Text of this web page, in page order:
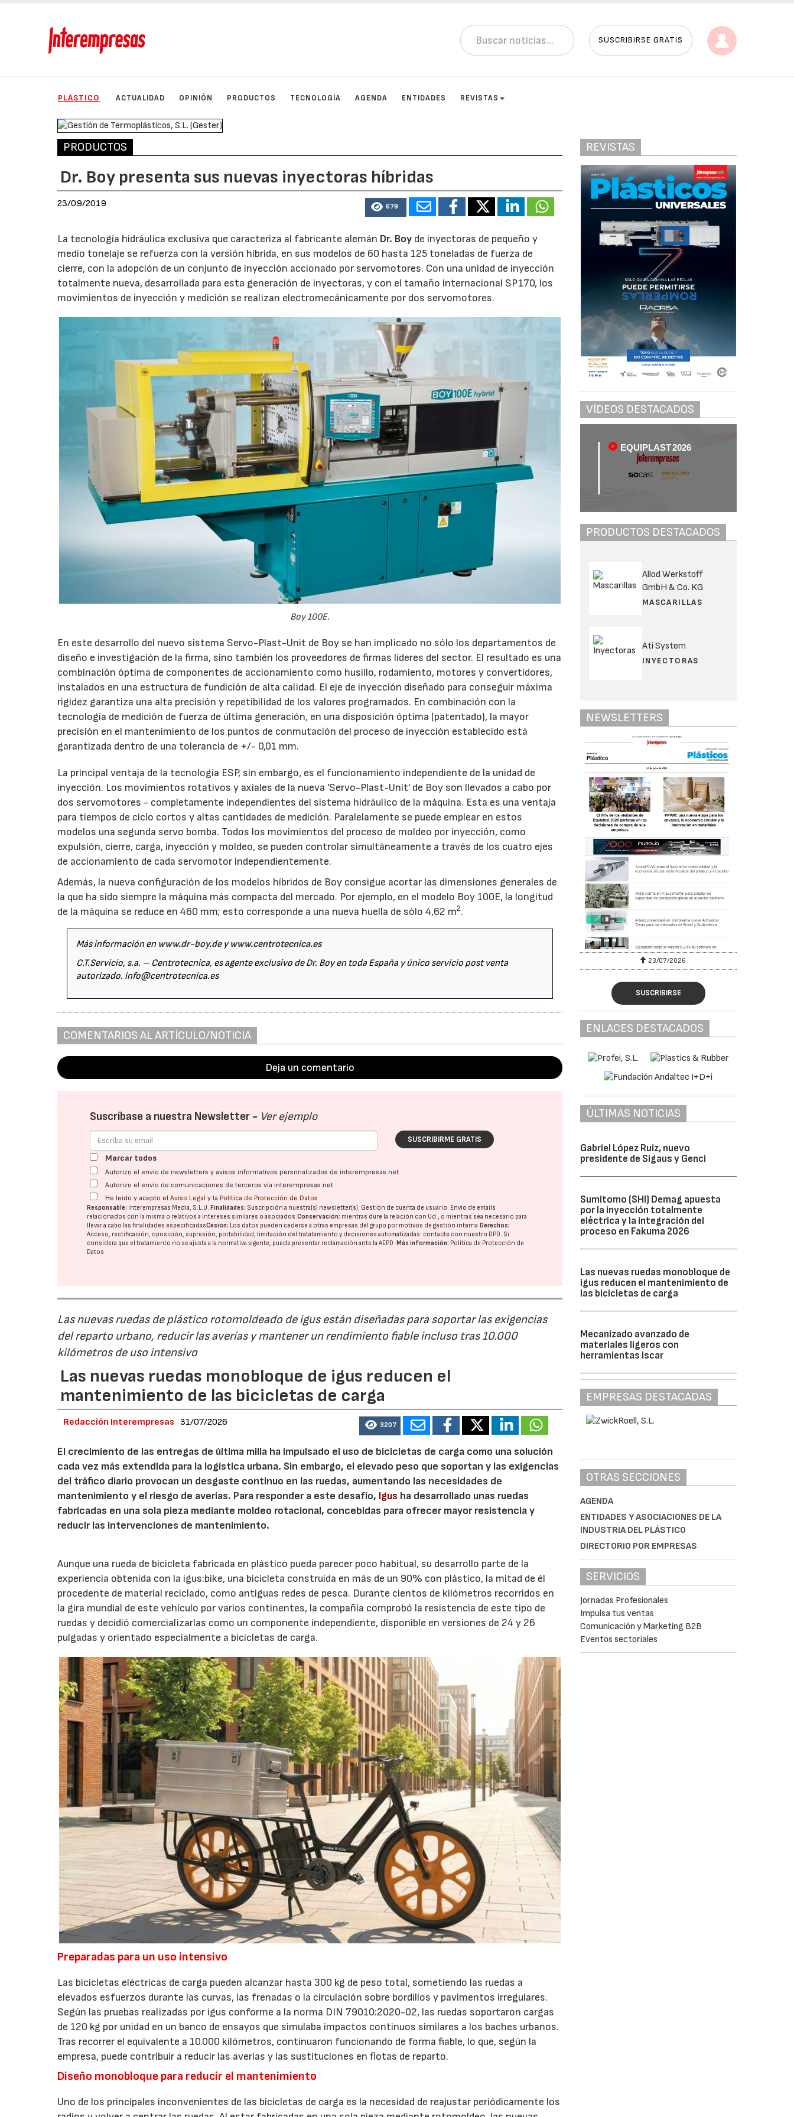
SUSCRIBIRSE GRATIS
PLÁSTICO ACTUALIDAD OPINIÓN PRODUCTOS TECNOLOGÍA AGENDA ENTIDADES REVISTAS
PRODUCTOS
Dr. Boy presenta sus nuevas inyectoras híbridas
23/09/2019 679
La tecnología hidráulica exclusiva que caracteriza al fabricante alemán Dr. Boy de inyectoras de pequeño y
medio tonelaje se refuerza con la versión híbrida, en sus modelos de 60 hasta 125 toneladas de fuerza de
cierre, con la adopción de un conjunto de inyección accionado por servomotores. Con una unidad de inyección
totalmente nueva, desarrollada para esta generación de inyectoras, y con el tamaño internacional SP170, los
movimientos de inyección y medición se realizan electromecánicamente por dos servomotores.
Boy 100E.
En este desarrollo del nuevo sistema Servo-Plast-Unit de Boy se han implicado no sólo los departamentos de
diseño e investigación de la firma, sino también los proveedores de firmas líderes del sector. El resultado es una
combinación óptima de componentes de accionamiento como husillo, rodamiento, motores y convertidores,
instalados en una estructura de fundición de alta calidad. El eje de inyección diseñado para conseguir máxima
rigidez garantiza una alta precisión y repetibilidad de los valores programados. En combinación con la
tecnología de medición de fuerza de última generación, en una disposición óptima (patentado), la mayor
precisión en el mantenimiento de los puntos de conmutación del proceso de inyección establecido está
garantizada dentro de una tolerancia de +/- 0,01 mm.
La principal ventaja de la tecnología ESP, sin embargo, es el funcionamiento independiente de la unidad de
inyección. Los movimientos rotativos y axiales de la nueva 'Servo-Plast-Unit' de Boy son llevados a cabo por
dos servomotores - completamente independientes del sistema hidráulico de la máquina. Esta es una ventaja
para tiempos de ciclo cortos y altas cantidades de medición. Paralelamente se puede emplear en estos
modelos una segunda servo bomba. Todos los movimientos del proceso de moldeo por inyección, como
expulsión, cierre, carga, inyección y moldeo, se pueden controlar simultáneamente a través de los cuatro ejes
de accionamiento de cada servomotor independientemente.
Además, la nueva configuración de los modelos híbridos de Boy consigue acortar las dimensiones generales de
la que ha sido siempre la máquina más compacta del mercado. Por ejemplo, en el modelo Boy 100E, la longitud
de la máquina se reduce en 460 mm; esto corresponde a una nueva huella de sólo 4,62 m2.
Más información en www.dr-boy.deywww.centrotecnica.es
C.T.Servicio, s.a. – Centrotecnica, es agente exclusivo de Dr. Boy en toda España y único servicio post venta
autorizado. info@centrotecnica.es
COMENTARIOS AL ARTÍCULO/NOTICIA
Deja un comentario
Suscríbase a nuestra Newsletter - Ver ejemplo
SUSCRIBIRME GRATIS
Marcar todos
Autorizo el envío de newsletters y avisos informativos personalizados de interempresas.net
Autorizo el envío de comunicaciones de terceros vía interempresas.net
He leído y acepto elAviso Legal y la Política de Protección de Datos
Responsable: Interempresas Media, S.L.U.Finalidades: Suscripción a nuestra(s) newsletter(s). Gestión de cuenta de usuario. Envío de emails
relacionados con la misma o relativos a intereses similares o asociados.Conservación: mientras dure la relación con Ud., o mientras sea necesario para
llevar a cabo las finalidades especificadasCesión: Los datos pueden cederse a otras empresas del grupo por motivos de gestión interna.Derechos:
Acceso, rectificación, oposición, supresión, portabilidad, limitación del tratatamiento y decisiones automatizadas: contacte con nuestro DPD. Si
considera que el tratamiento no se ajusta a la normativa vigente, puede presentar reclamación ante laAEPD.Más información: Política de Protección de
Datos
Las nuevas ruedas de plástico rotomoldeado de igus están diseñadas para soportar las exigencias
del reparto urbano, reducir las averías y mantener un rendimiento fiable incluso tras 10.000
kilómetros de uso intensivo
Las nuevas ruedas monobloque de igus reducen el
mantenimiento de las bicicletas de carga
Redacción Interempresas 31/07/2026 3207
El crecimiento de las entregas de última milla ha impulsado el uso de bicicletas de carga como una solución
cada vez más extendida para la logística urbana. Sin embargo, el elevado peso que soportan y las exigencias
del tráfico diario provocan un desgaste continuo en las ruedas, aumentando las necesidades de
mantenimiento y el riesgo de averías. Para responder a este desafío, Igus ha desarrollado unas ruedas
fabricadas en una sola pieza mediante moldeo rotacional, concebidas para ofrecer mayor resistencia y
reducir las intervenciones de mantenimiento.
Aunque una rueda de bicicleta fabricada en plástico pueda parecer poco habitual, su desarrollo parte de la
experiencia obtenida con la igus:bike, una bicicleta construida en más de un 90% con plástico, la mitad de él
procedente de material reciclado, como antiguas redes de pesca. Durante cientos de kilómetros recorridos en
la gira mundial de este vehículo por varios continentes, la compañía comprobó la resistencia de este tipo de
ruedas y decidió comercializarlas como un componente independiente, disponible en versiones de 24 y 26
pulgadas y orientado especialmente a bicicletas de carga.
Preparadas para un uso intensivo
Las bicicletas eléctricas de carga pueden alcanzar hasta 300 kg de peso total, sometiendo las ruedas a
elevados esfuerzos durante las curvas, las frenadas o la circulación sobre bordillos y pavimentos irregulares.
Según las pruebas realizadas por igus conforme a la norma DIN 79010:2020-02, las ruedas soportaron cargas
de 120 kg por unidad en un banco de ensayos que simulaba impactos continuos similares a los baches urbanos.
Tras recorrer el equivalente a 10.000 kilómetros, continuaron funcionando de forma fiable, lo que, según la
empresa, puede contribuir a reducir las averías y las sustituciones en flotas de reparto.
Diseño monobloque para reducir el mantenimiento
Uno de los principales inconvenientes de las bicicletas de carga es la necesidad de reajustar periódicamente los
REVISTAS
VÍDEOS DESTACADOS
EQUIPLAST 2026
PRODUCTOS DESTACADOS
Allod Werkstoff
GmbH & Co. KG
MASCARILLAS
Ati System
INYECTORAS
NEWSLETTERS
23/07/2026 30/07/2026 23/07/2026
SUSCRIBIRSE
ENLACES DESTACADOS
ÚLTIMAS NOTICIAS
Gabriel López Ruiz, nuevo
presidente de Sigaus y Genci
Sumitomo (SHI) Demag apuesta
por la inyección totalmente
eléctrica y la integración del
proceso en Fakuma 2026
Las nuevas ruedas monobloque de
igus reducen el mantenimiento de
las bicicletas de carga
Mecanizado avanzado de
materiales ligeros con
herramientas Iscar
EMPRESAS DESTACADAS
OTRAS SECCIONES
AGENDA
ENTIDADES Y ASOCIACIONES DE LA
INDUSTRIA DEL PLÁSTICO
DIRECTORIO POR EMPRESAS
SERVICIOS
Jornadas Profesionales
Impulsa tus ventas
Comunicación y Marketing B2B
Eventos sectoriales